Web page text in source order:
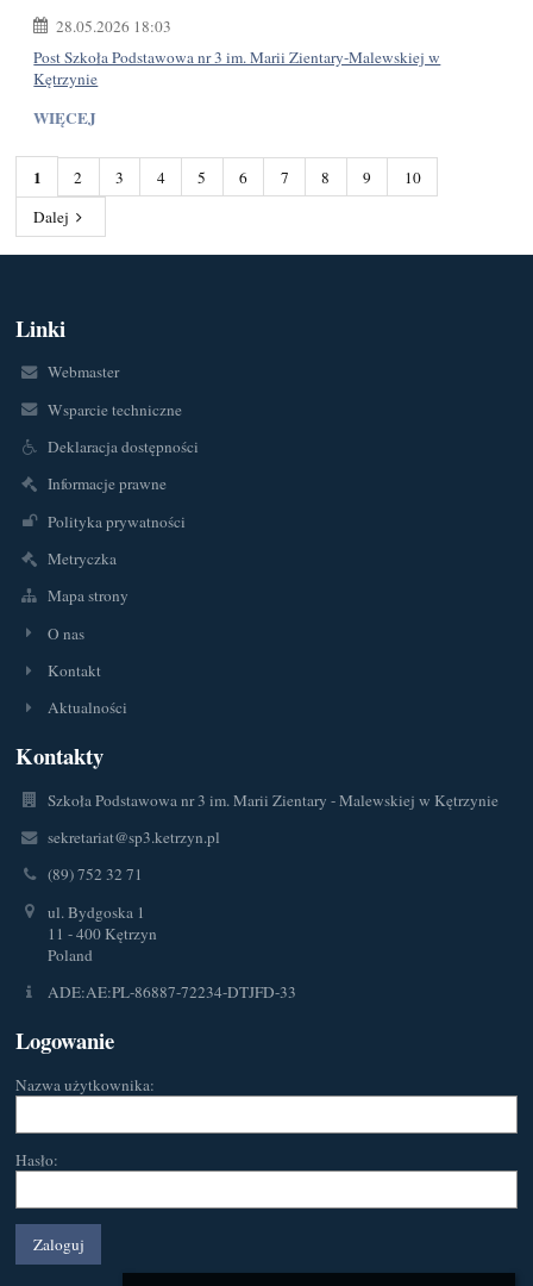
28.05.2026 18:03
Post Szkoła Podstawowa nr 3 im. Marii Zientary-Malewskiej w
Kętrzynie
WIĘCEJ
1 2 3 4 5 6 7 8 9
10
Dalej
Linki
Webmaster
Wsparcie techniczne
Deklaracja dostępności
Informacje prawne
Polityka prywatności
Metryczka
Mapa strony
O nas
Kontakt
Aktualności
Kontakty
Szkoła Podstawowa nr 3 im. Marii Zientary - Malewskiej w Kętrzynie
sekretariat@sp3.ketrzyn.pl
(89) 752 32 71
ul. Bydgoska 1
11 - 400 Kętrzyn
Poland
ADE:AE:PL-86887-72234-DTJFD-33
Logowanie
Nazwa użytkownika:
Hasło: